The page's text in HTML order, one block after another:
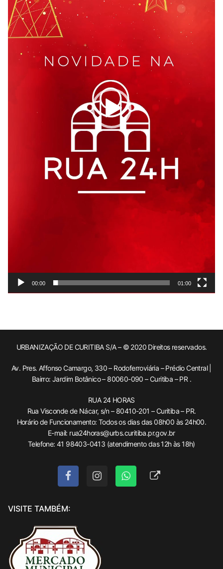
00:00 01:00
URBANIZAÇÃO DE CURITIBA S/A – © 2020 Direitos reservados.
Av. Pres. Affonso Camargo, 330 – Rodoferroviária – Prédio Central |
Bairro: Jardim Botânico – 80060-090 – Curitiba – PR .
RUA 24 HORAS
Rua Visconde de Nácar, s/n – 80410-201 – Curitiba – PR.
Horário de Funcionamento: Todos os dias das 08h00 às 24h00.
E-mail: rua24horas@urbs.curitiba.pr.gov.br
Telefone: 41 98403-0413 (atendimento das 12h às 18h)
VISITE TAMBÉM: